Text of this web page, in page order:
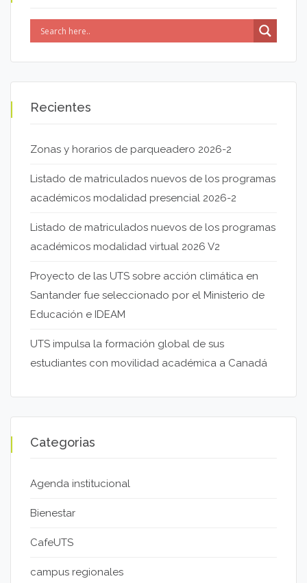
Recientes
Zonas y horarios de parqueadero 2026-2
Listado de matriculados nuevos de los programas
académicos modalidad presencial 2026-2
Listado de matriculados nuevos de los programas
académicos modalidad virtual 2026 V2
Proyecto de las UTS sobre acción climática en
Santander fue seleccionado por el Ministerio de
Educación e IDEAM
UTS impulsa la formación global de sus
estudiantes con movilidad académica a Canadá
Categorias
Agenda institucional
Bienestar
CafeUTS
campus regionales